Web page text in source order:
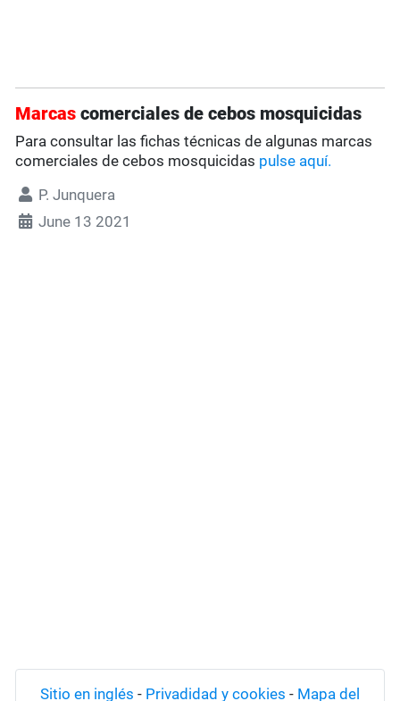
Marcascomerciales de cebos mosquicidas
Para consultar las fichas técnicas de algunas marcas
comerciales de cebos mosquicidas pulse aquí.
P. Junquera
June 13 2021
Sitio en inglés - Privadidad y cookies - Mapa del